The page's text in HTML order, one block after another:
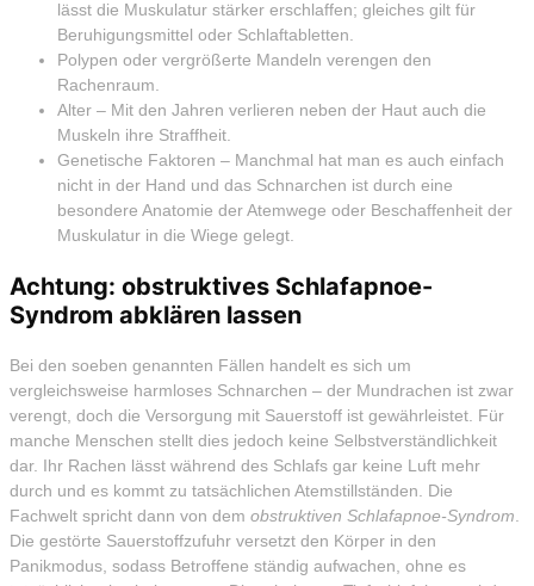
lässt die Muskulatur stärker erschlaffen; gleiches gilt für
Beruhigungsmittel oder Schlaftabletten.
Polypen oder vergrößerte Mandeln verengen den
Rachenraum.
Alter – Mit den Jahren verlieren neben der Haut auch die
Muskeln ihre Straffheit.
Genetische Faktoren – Manchmal hat man es auch einfach
nicht in der Hand und das Schnarchen ist durch eine
besondere Anatomie der Atemwege oder Beschaffenheit der
Muskulatur in die Wiege gelegt.
Achtung: obstruktives Schlafapnoe-
Syndrom abklären lassen
Bei den soeben genannten Fällen handelt es sich um
vergleichsweise harmloses Schnarchen – der Mundrachen ist zwar
verengt, doch die Versorgung mit Sauerstoff ist gewährleistet. Für
manche Menschen stellt dies jedoch keine Selbstverständlichkeit
dar. Ihr Rachen lässt während des Schlafs gar keine Luft mehr
durch und es kommt zu tatsächlichen Atemstillständen. Die
Fachwelt spricht dann von dem obstruktiven Schlafapnoe-Syndrom
Die gestörte Sauerstoffzufuhr versetzt den Körper in den
Panikmodus, sodass Betroffene ständig aufwachen, ohne es